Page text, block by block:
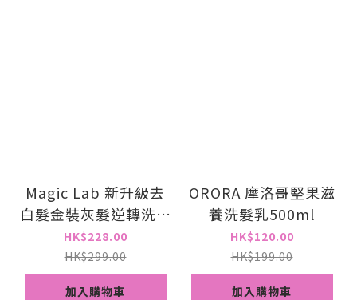
Magic Lab 新升級去
白髮金裝灰髮逆轉洗頭
水Pro 500ml
HK$228.00
HK$299.00
加入購物車
ORORA 摩洛哥堅果滋
養洗髮乳500ml
HK$120.00
HK$199.00
加入購物車